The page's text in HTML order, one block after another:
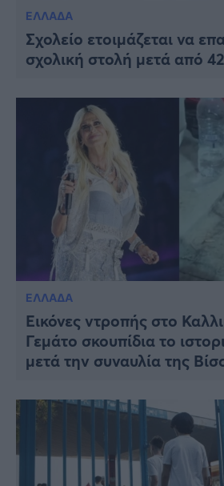
ΕΛΛΑΔΑ
Σχολείο ετοιμάζεται να
σχολική στολή μετά από
ΕΛΛΑΔΑ
Εικόνες ντροπής στο
Γεμάτο σκουπίδια το
μετά την συναυλία της